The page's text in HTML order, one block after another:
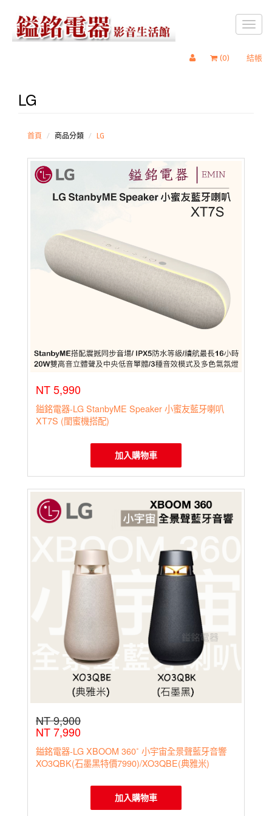
(0) 結帳
LG
首頁 商品分類 LG
NT 5,990
鎰銘電器-LG StanbyME Speaker 小蜜友藍牙喇叭
XT7S (閨蜜機搭配)
加入購物車
NT 9,900
NT 7,990
鎰銘電器-LG XBOOM 360˚ 小宇宙全景聲藍牙音響
XO3QBK(石墨黑特價7990)/XO3QBE(典雅米)
加入購物車